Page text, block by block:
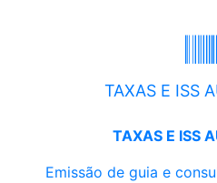
TAXAS E ISS
TAXAS E ISS
Emissão de guia e